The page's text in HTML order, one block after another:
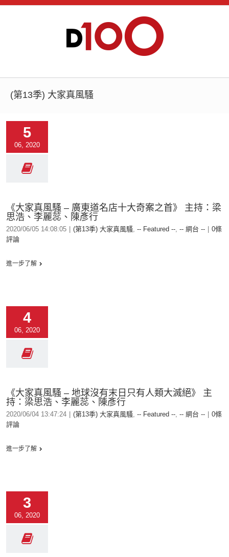
(第13季) 大家真風騷
5
06, 2020
《大家真風騷 – 廣東道名店十大奇案之首》 主持：梁
思浩、李麗蕊、陳彥行
2020/06/05 14:08:05 (第13季) 大家真風騷, -- Featured --, -- 網台 --
0條
評論
進一步了解
4
06, 2020
《大家真風騷 – 地球沒有末日只有人類大滅絕》 主
持：梁思浩、李麗蕊、陳彥行
2020/06/04 13:47:24 (第13季) 大家真風騷, -- Featured --, -- 網台 --
0條
評論
進一步了解
3
06, 2020